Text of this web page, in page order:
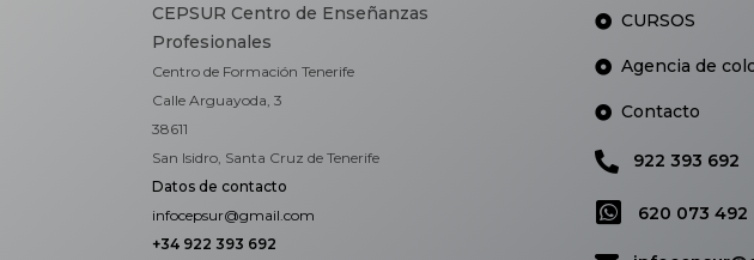
CEPSUR Centro de Enseñanzas
Profesionales
Centro de Formación Tenerife
Calle Arguayoda, 3
38611
San Isidro, Santa Cruz de Tenerife
Datos de contacto
infocepsur@gmail.com
+34 922 393 692
CURSOS
Agencia de
Contacto
922 393 692
620 073 492